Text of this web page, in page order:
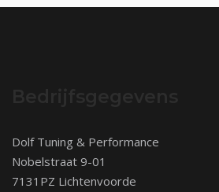
Dolf Tuning & Performance
Nobelstraat 9-01
7131PZ Lichtenvoorde